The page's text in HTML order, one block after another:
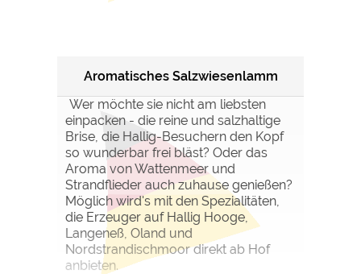
Aromatisches Salzwiesenlamm
Wer möchte sie nicht am liebsten
einpacken - die reine und salzhaltige
Brise, die Hallig-Besuchern den Kopf
so wunderbar frei bläst? Oder das
Aroma von Wattenmeer und
Strandflieder auch zuhause genießen?
Möglich wird's mit den Spezialitäten,
die Erzeuger auf Hallig Hooge,
Langeneß, Oland und
Nordstrandischmoor direkt ab Hof
anbieten.